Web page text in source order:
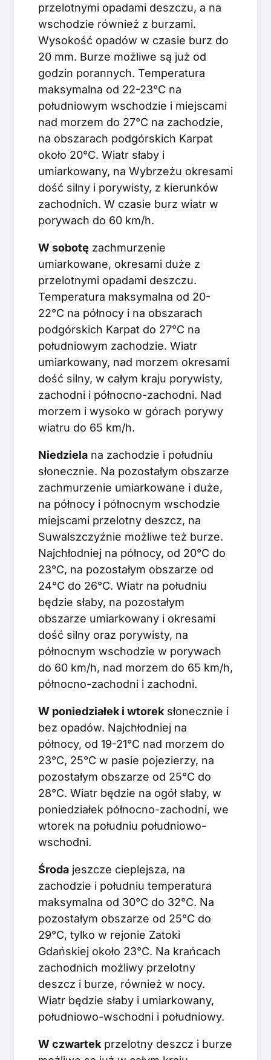
przelotnymi opadami deszczu, a na
wschodzie również z burzami.
Wysokość opadów w czasie burz do
20 mm. Burze możliwe są już od
godzin porannych. Temperatura
maksymalna od 22-23°C na
południowym wschodzie i miejscami
nad morzem do 27°C na zachodzie,
na obszarach podgórskich Karpat
około 20°C. Wiatr słaby i
umiarkowany, na Wybrzeżu okresami
dość silny i porywisty, z kierunków
zachodnich. W czasie burz wiatr w
porywach do 60 km/h.
W sobotę zachmurzenie
umiarkowane, okresami duże z
przelotnymi opadami deszczu.
Temperatura maksymalna od 20-
22°C na północy i na obszarach
podgórskich Karpat do 27°C na
południowym zachodzie. Wiatr
umiarkowany, nad morzem okresami
dość silny, w całym kraju porywisty,
zachodni i północno-zachodni. Nad
morzem i wysoko w górach porywy
wiatru do 65 km/h.
Niedziela na zachodzie i południu
słonecznie. Na pozostałym obszarze
zachmurzenie umiarkowane i duże,
na północy i północnym wschodzie
miejscami przelotny deszcz, na
Suwalszczyźnie możliwe też burze.
Najchłodniej na północy, od 20°C do
23°C, na pozostałym obszarze od
24°C do 26°C. Wiatr na południu
będzie słaby, na pozostałym
obszarze umiarkowany i okresami
dość silny oraz porywisty, na
północnym wschodzie w porywach
do 60 km/h, nad morzem do 65 km/h,
północno-zachodni i zachodni.
W poniedziałek i wtorek słonecznie i
bez opadów. Najchłodniej na
północy, od 19-21°C nad morzem do
23°C, 25°C w pasie pojezierzy, na
pozostałym obszarze od 25°C do
28°C. Wiatr będzie na ogół słaby, w
poniedziałek północno-zachodni, we
wtorek na południu południowo-
wschodni.
Środa jeszcze cieplejsza, na
zachodzie i południu temperatura
maksymalna od 30°C do 32°C. Na
pozostałym obszarze od 25°C do
29°C, tylko w rejonie Zatoki
Gdańskiej około 23°C. Na krańcach
zachodnich możliwy przelotny
deszcz i burze, również w nocy.
Wiatr będzie słaby i umiarkowany,
południowo-wschodni i południowy.
W czwartek przelotny deszcz i burze